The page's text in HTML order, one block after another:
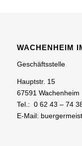
WACHENHEIM
Geschäftsstelle
Hauptstr. 15
67591 Wachenheim
Tel.: 0 62 43 – 74
E-Mail: